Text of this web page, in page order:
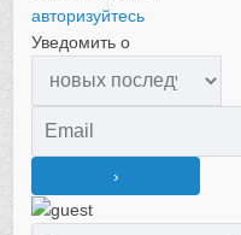
авторизуйтесь
Уведомить о